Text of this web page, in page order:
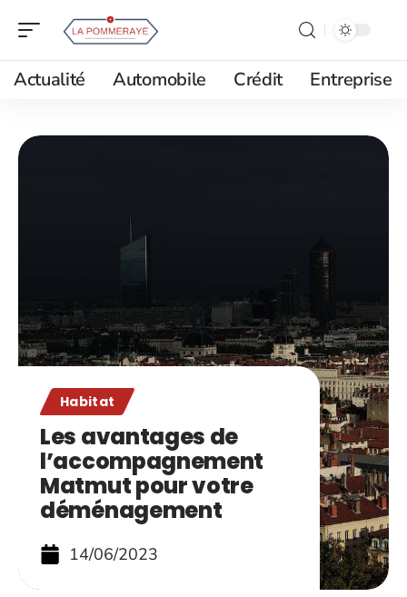
Actualité Automobile Crédit Entreprise
Habitat
Les avantages de
l’accompagnement
Matmut pour votre
déménagement
14/06/2023